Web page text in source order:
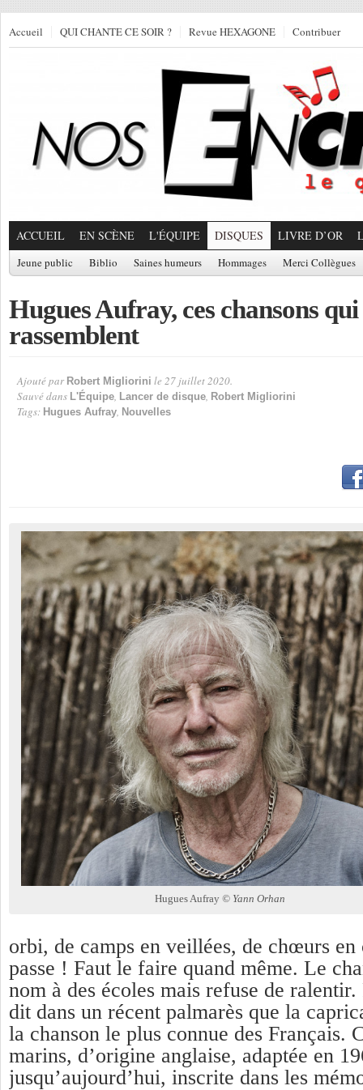
Accueil QUI CHANTE CE SOIR ? Revue HEXAGONE Contribuer
ACCUEIL EN SCÈNE L'ÉQUIPE DISQUES LIVRE D’OR
Jeune public Biblio Saines humeurs Hommages Merci Collègues
Hugues Aufray, ces chansons
rassemblent
Ajouté par Robert Migliorini le 27 juillet 2020.
Sauvé dans L'Équipe, Lancer de disque, Robert Migliorini
Tags: Hugues Aufray, Nouvelles
Hugues Aufray© Yann Orhan
orbi, de camps en veillées, de chœurs en
passe ! Faut le faire quand même. Le
nom à des écoles mais refuse de
dit dans un récent palmarès que la
la chanson le plus connue des Français.
marins, d’origine anglaise, adaptée en
jusqu’aujourd’hui, inscrite dans les